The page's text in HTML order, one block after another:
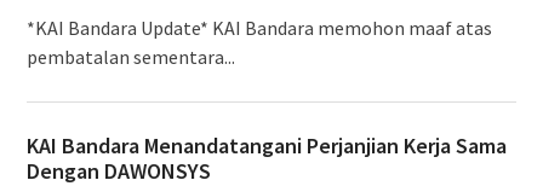
*KAI Bandara Update* KAI Bandara memohon maaf atas
pembatalan sementara...
KAI Bandara Menandatangani Perjanjian Kerja Sama
Dengan DAWONSYS